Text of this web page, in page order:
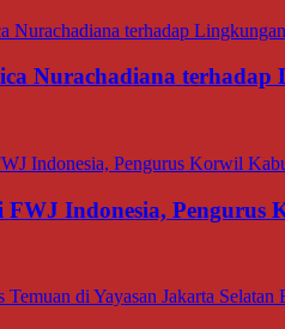
Nurachadiana
Indonesia, Pengurus